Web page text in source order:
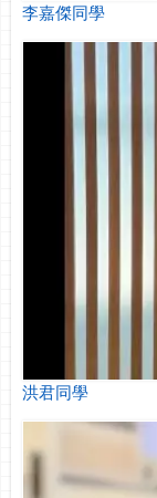
李嘉傑同學
洪君同學